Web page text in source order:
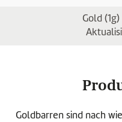
Gold (1g)
Goldbarren sind nach